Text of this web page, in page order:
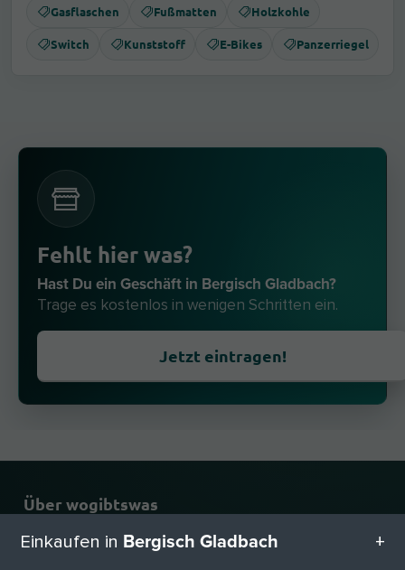
Gasflaschen Fußmatten Holzkohle
Switch Kunststoff E-Bikes Panzerriegel
Fehlt hier was?
Hast Du ein Geschäft in Bergisch Gladbach?
Trage es kostenlos in wenigen Schritten ein.
Jetzt eintragen!
Über wogibtswas
Einkaufen in Bergisch Gladbach